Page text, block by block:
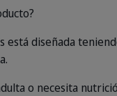
diseñada
o necesita